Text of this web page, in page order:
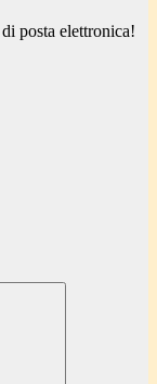
posta elettronica!